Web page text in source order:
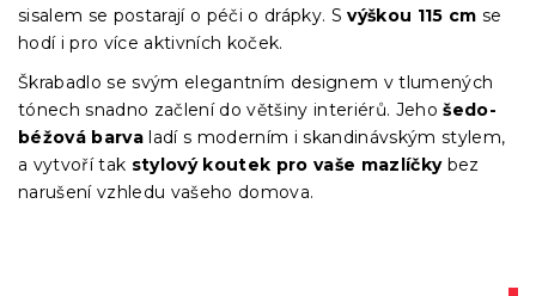
sisalem se postarají o péči o drápky. Svýškou 115 cm se
hodí i pro více aktivních koček.
Škrabadlo se svým elegantním designem v tlumených
tónech snadno začlení do většiny interiérů. Jehošedo-
béžová barva ladí s moderním i skandinávským stylem,
a vytvoří tak stylový koutek pro vaše mazlíčkybez
narušení vzhledu vašeho domova.